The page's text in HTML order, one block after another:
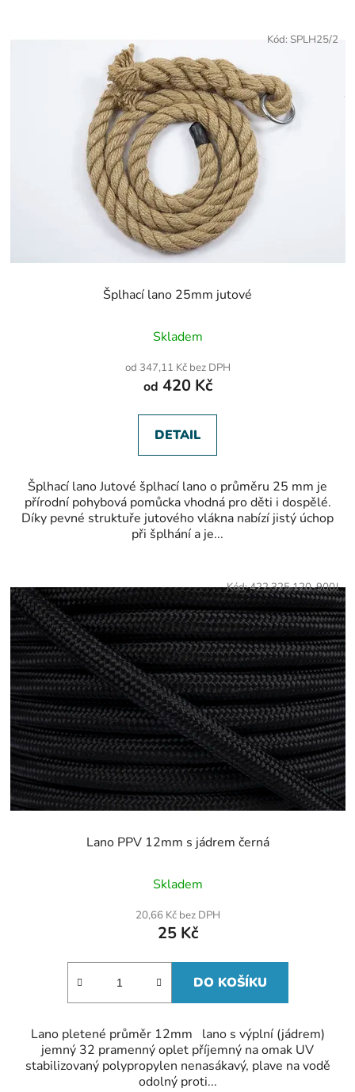
Šplhací lano 25mm jutové
hodnocení
je
5,0
5
hvězdiček.
Skladem
od 347,11 Kč bez DPH
od 420 Kč
DETAIL
Šplhací lano Jutové šplhací lano o průměru 25 mm je
přírodní pohybová pomůcka vhodná pro děti i dospělé.
Díky pevné struktuře jutového vlákna nabízí jistý úchop
při šplhání a je...
Kód:SPLH25/2
Lano PPV 12mm s jádrem černá
Skladem
20,66 Kč bez DPH
25 Kč
DO KOŠÍKU
Lano pletené průměr 12mm lano s výplní (jádrem)
jemný 32 pramenný oplet příjemný na omak UV
stabilizovaný polypropylen nenasákavý, plave na vodě
odolný proti...
Kód:422.325.120-900J